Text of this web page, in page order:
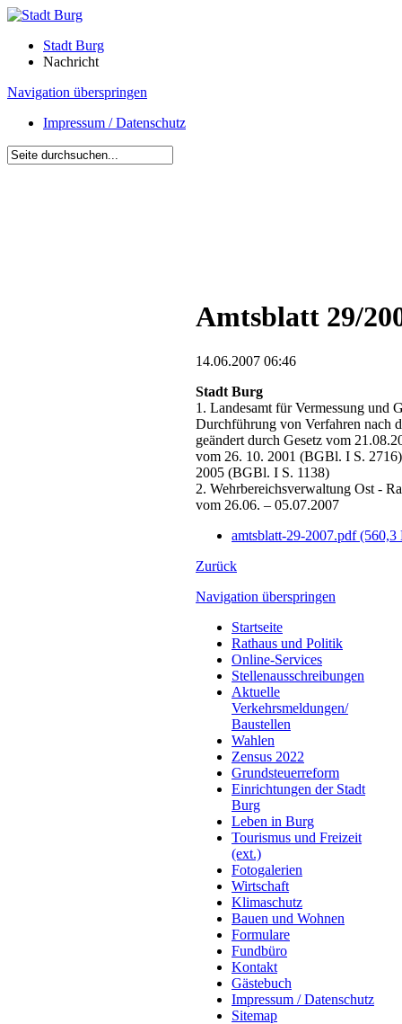
Stadt Burg
Nachricht
Navigation überspringen
Impressum / Datenschutz
Amtsblatt 29/
14.06.2007 06:46
Stadt Burg
1. Landesamt für Vermessung und
Durchführung von Verfahren nach
geändert durch Gesetz vom
vom 26. 10. 2001 (BGBl. I S.
2005 (BGBl. I S. 1138)
2. Wehrbereichsverwaltung Ost -
vom 26.06. – 05.07.2007
amtsblatt-29-2007.pdf(560,3
Zurück
Navigation überspringen
Startseite
Rathaus und Politik
Online-Services
Stellenausschreibungen
Aktuelle
Verkehrsmeldungen/
Baustellen
Wahlen
Zensus 2022
Grundsteuerreform
Einrichtungen der Stadt
Burg
Leben in Burg
Tourismus und Freizeit
(ext.)
Fotogalerien
Wirtschaft
Klimaschutz
Bauen und Wohnen
Formulare
Fundbüro
Kontakt
Gästebuch
Impressum / Datenschutz
Sitemap